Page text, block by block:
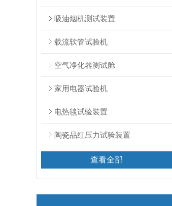
吸油烟机测试装置
载流软管试验机
空气净化器测试舱
家用电器试验机
电热毯试验装置
陶瓷品红压力试验装置
查看全部